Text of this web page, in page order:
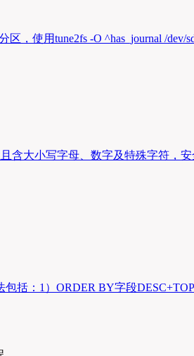
使用tune2fs -O ^has_journal /dev/
大小写字母、数字及特殊字符，安
括：1）ORDER BY字段